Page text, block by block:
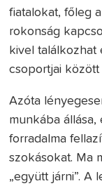
fiatalokat, főleg
rokonság
kivel találkozhat
csoportjai között
Azóta
munkába állása,
forradalma
szokásokat. Ma
„együtt járni”. A